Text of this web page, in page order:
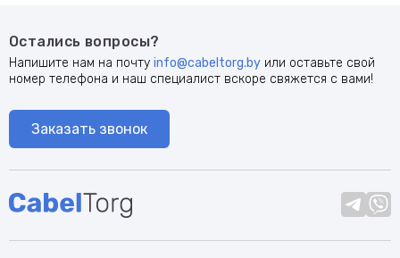
Остались вопросы?
Напишите нам на почту info@cabeltorg.by или оставьте свой
номер телефона и наш специалист вскоре свяжется с вами!
Заказать звонок